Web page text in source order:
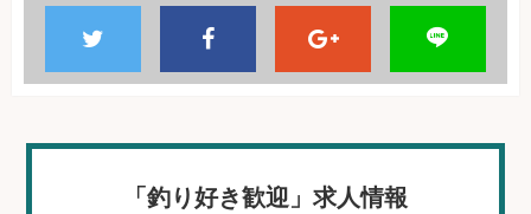
「釣り好き歓迎」求人情報